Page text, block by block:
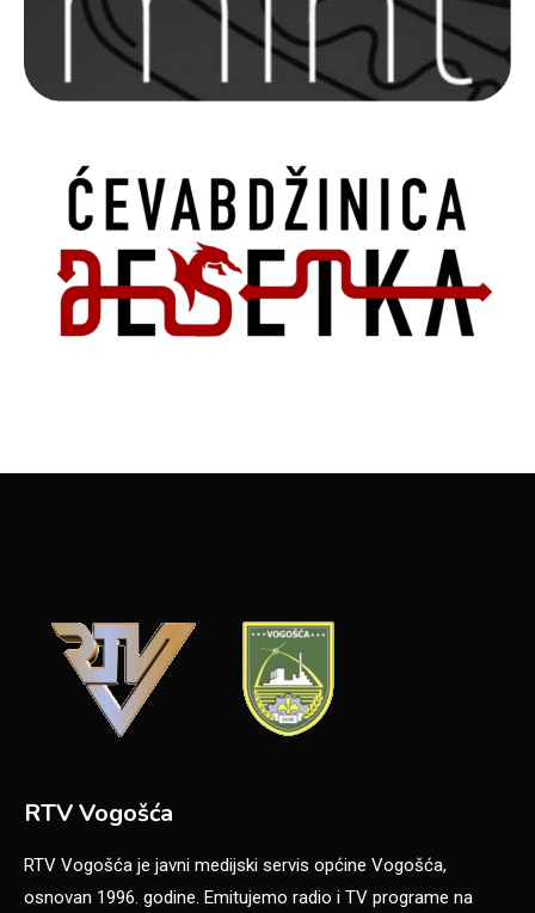
RTV Vogošća
RTV Vogošća je javni medijski servis općine Vogošća,
osnovan 1996. godine. Emitujemo radio i TV programe na